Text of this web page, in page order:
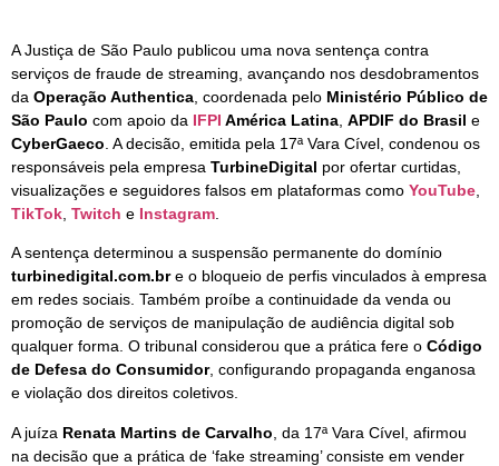
A Justiça de São Paulo publicou uma nova sentença contra
serviços de fraude de streaming, avançando nos desdobramentos
da Operação Authentica , coordenada pelo Ministério Público de
São Paulo com apoio da IFPI América Latina APDIF do Brasil e
CyberGaeco . A decisão, emitida pela 17ª Vara Cível, condenou os
responsáveis pela empresa TurbineDigital por ofertar curtidas,
visualizações e seguidores falsos em plataformas como YouTube
TikTok Twitch e Instagram
A sentença determinou a suspensão permanente do domínio
turbinedigital.com.bre o bloqueio de perfis vinculados à empresa
em redes sociais. Também proíbe a continuidade da venda ou
promoção de serviços de manipulação de audiência digital sob
qualquer forma. O tribunal considerou que a prática fere o Código
de Defesa do Consumidor, configurando propaganda enganosa
e violação dos direitos coletivos.
A juíza Renata Martins de Carvalho , da 17ª Vara Cível, afirmou
na decisão que a prática de ‘fake streaming’ consiste em vender